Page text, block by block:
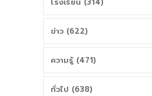
ข่าว (622)
ความรู้ (471)
ทั่วไป (638)